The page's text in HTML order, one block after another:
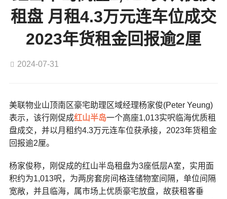
租盘 月租4.3万元连车位成交
2023年货租金回报逾2厘
2024-07-31
美联物业山顶南区豪宅助理区域经理杨家俊(Peter Yeung)
表示，该行刚促成红山半岛一个高座1,013实呎临海优质租
盘成交，并以月租约4.3万元连车位获承接，2023年货租金
回报逾2厘。
杨家俊称，刚促成的红山半岛租盘为3座低层A室，实用面
积约为1,013呎，为两房套房间格连储物室间隔，单位间隔
宽敞，并且临海，属市场上优质豪宅放盘，故获租客垂